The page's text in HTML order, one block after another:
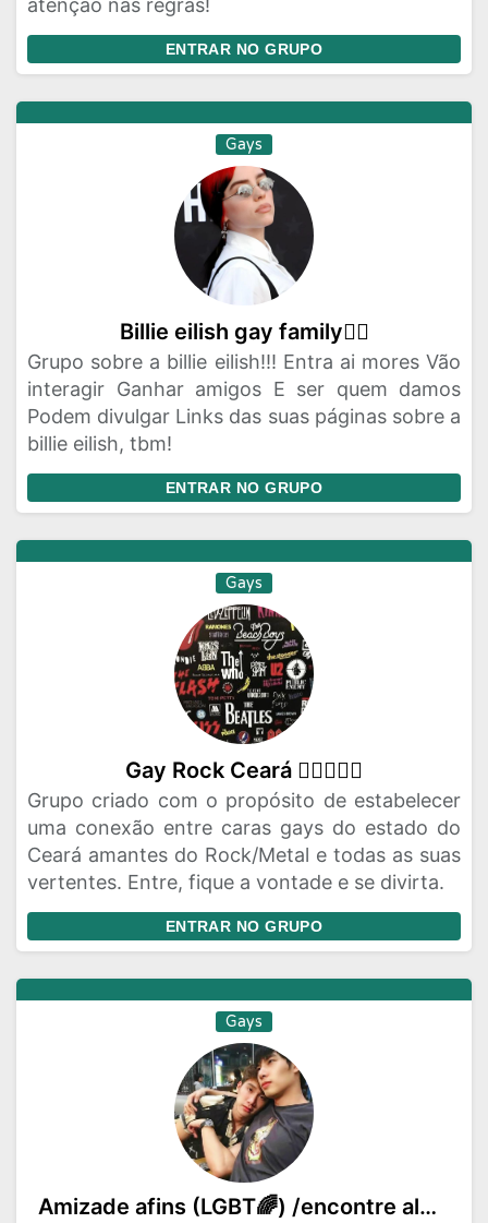
atenção nas regras!
ENTRAR NO GRUPO
Gays
Billie eilish gay family🏳️‍🌈
Grupo sobre a billie eilish!!! Entra ai mores Vão
interagir Ganhar amigos E ser quem damos
Podem divulgar Links das suas páginas sobre a
billie eilish, tbm!
ENTRAR NO GRUPO
Gays
Gay Rock Ceará 🏳️‍🌈🤟🏼🎸
Grupo criado com o propósito de estabelecer
uma conexão entre caras gays do estado do
Ceará amantes do Rock/Metal e todas as suas
vertentes. Entre, fique a vontade e se divirta.
ENTRAR NO GRUPO
Gays
Amizade afins (LGBT🌈) /encontre alguem e seja par se quiser ❤️